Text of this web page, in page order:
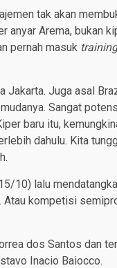
tak akan
anyar Arema, bukan
pernah masuk
Jakarta. Juga asal
Sangat
baru itu,
dahulu. Kita
10) lalu
Atau kompetisi
dos Santos dan
Inacio Baiocco.